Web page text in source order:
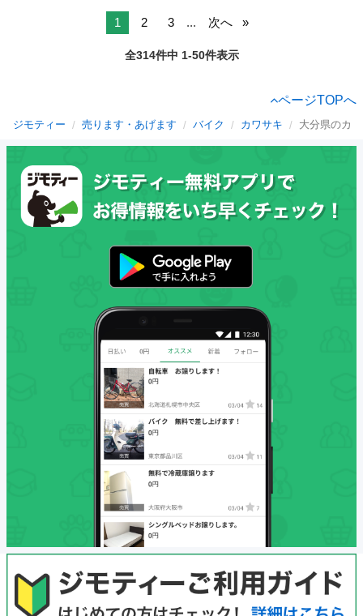
1 2 3 ... 次へ
全314件中 1-50件表示
ページTOPへ
ジモティー 売ります・あげます バイク カワサキ 大分県のカ